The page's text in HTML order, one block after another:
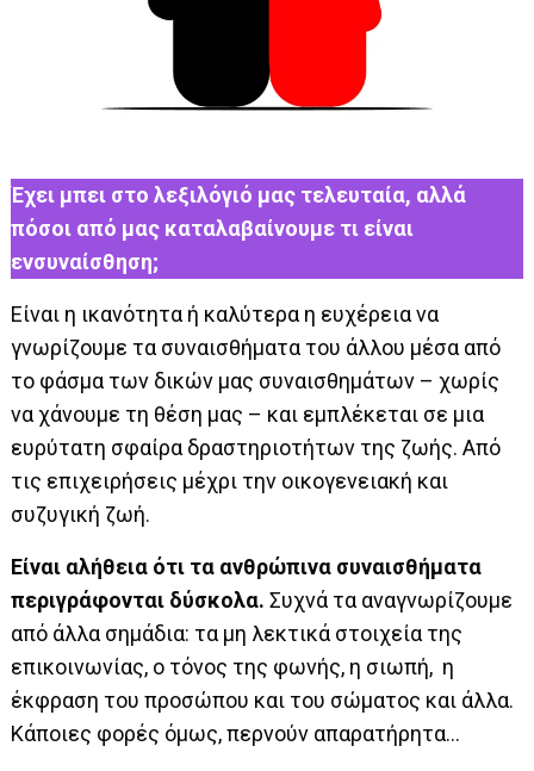
Έχει μπει στο λεξιλόγιό μας τελευταία, αλλά
πόσοι από μας καταλαβαίνουμε τι είναι
ενσυναίσθηση;
Είναι η ικανότητα ή καλύτερα η ευχέρεια να
γνωρίζουμε τα συναισθήματα του άλλου μέσα από
το φάσμα των δικών μας συναισθημάτων – χωρίς
να χάνουμε τη θέση μας – και εμπλέκεται σε μια
ευρύτατη σφαίρα δραστηριοτήτων της ζωής. Από
τις επιχειρήσεις μέχρι την οικογενειακή και
συζυγική ζωή.
Είναι αλήθεια ότι τα ανθρώπινα συναισθήματα
περιγράφονται δύσκολα. Συχνά τα αναγνωρίζουμε
από άλλα σημάδια: τα μη λεκτικά στοιχεία της
επικοινωνίας, ο τόνος της φωνής, η σιωπή, η
έκφραση του προσώπου και του σώματος και άλλα.
Κάποιες φορές όμως, περνούν απαρατήρητα…